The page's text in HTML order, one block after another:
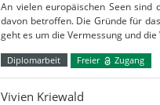
An vielen europäischen Seen sind
davon betroffen. Die Gründe für
geht es um die Vermessung und
Diplomarbeit Freier Zugang
Vivien Kriewald